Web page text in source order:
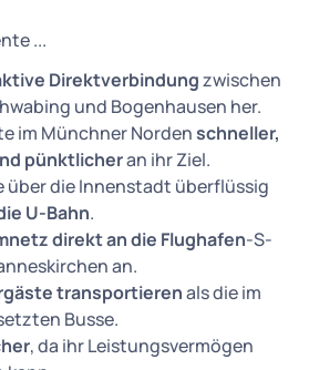
...
Direktverbindungzwischen
und Bogenhausen her.
im Münchner Nordenschneller,
pünktlicheran ihr Ziel.
über die Innenstadt überflüssig
U-Bahn.
direkt an die Flughafen-S-
an.
transportierenals die im
Busse.
, da ihr Leistungsvermögen